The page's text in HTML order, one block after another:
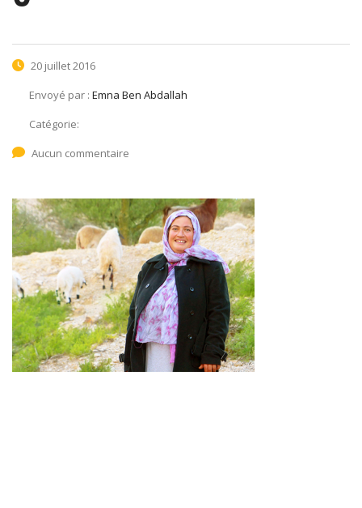
20 juillet 2016
Envoyé par : Emna Ben Abdallah
Catégorie:
Aucun commentaire